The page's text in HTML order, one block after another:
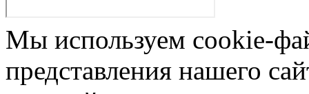
Мы используем cookie-
представления нашего